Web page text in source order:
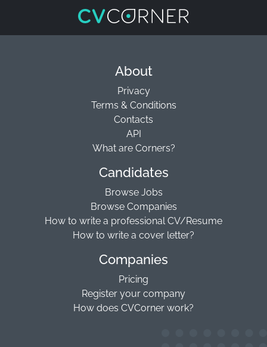
About
Privacy
Terms & Conditions
Contacts
API
What are Corners?
Candidates
Browse Jobs
Browse Companies
How to write a professional CV/Resume
How to write a cover letter?
Companies
Pricing
Register your company
How does CVCorner work?